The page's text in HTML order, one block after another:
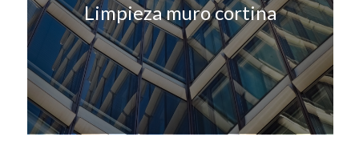
Limpieza muro cortina